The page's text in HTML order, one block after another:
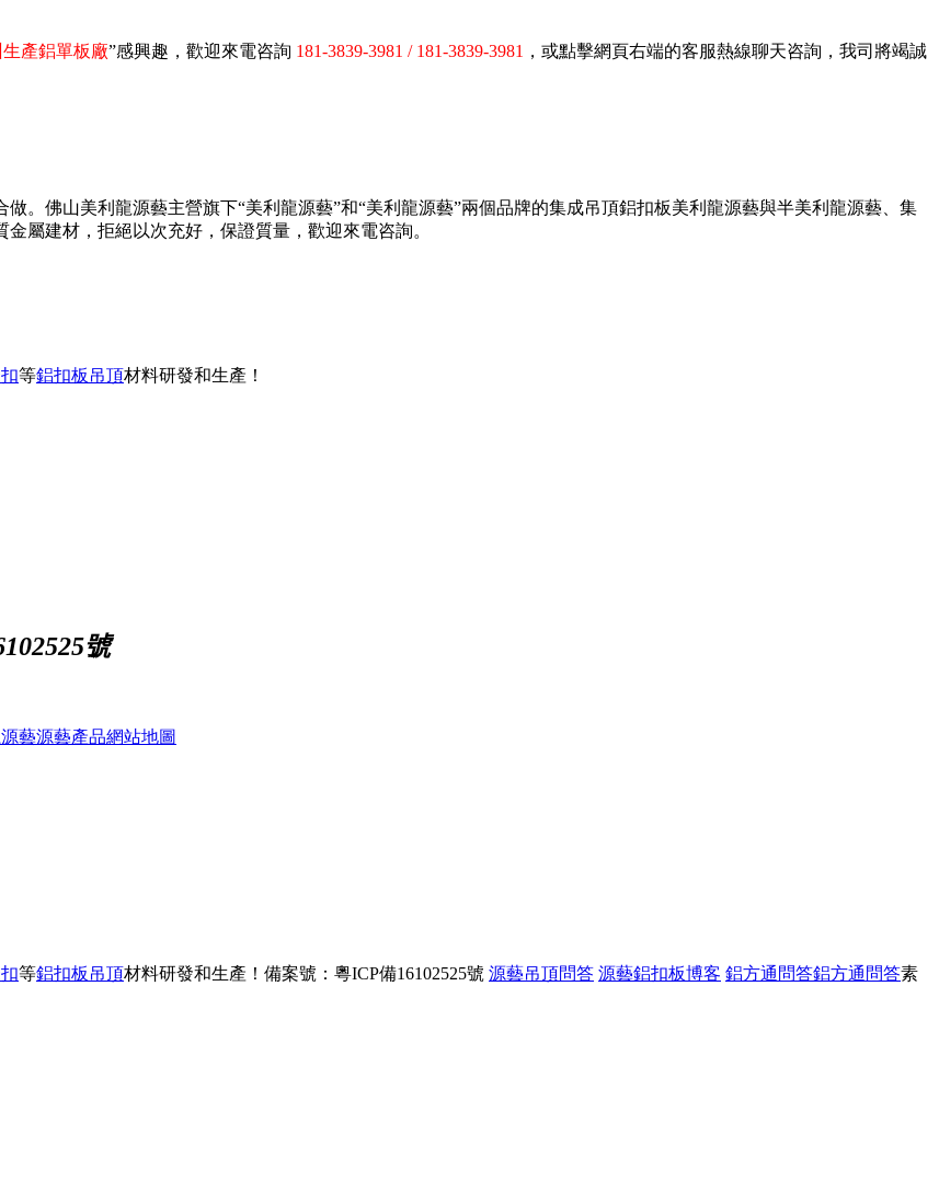
產鋁單板廠”感興趣，歡迎來電咨詢 181-3839-3981 / 181-3839-3981 ，或點擊網頁右端的客服熱線聊天咨詢，我司將竭誠
。佛山美利龍源藝主營旗下“美利龍源藝”和“美利龍源藝”兩個品牌的集成吊頂鋁扣板美利龍源藝與半美利龍源藝、集
屬建材，拒絕以次充好，保證質量，歡迎來電咨詢。
等鋁扣板吊頂材料研發和生產！
號
藝源藝產品網站地圖
等鋁扣板吊頂材料研發和生產！ 備案號：粵ICP備16102525號 源藝吊頂問答 源藝鋁扣板博客 鋁方通問答鋁方通問答素